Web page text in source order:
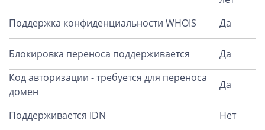
Поддержка конфиденциальности WHOIS
Да
Блокировка переноса поддерживается
Да
Код авторизации - требуется для переноса
домен
Да
Поддерживается IDN Нет